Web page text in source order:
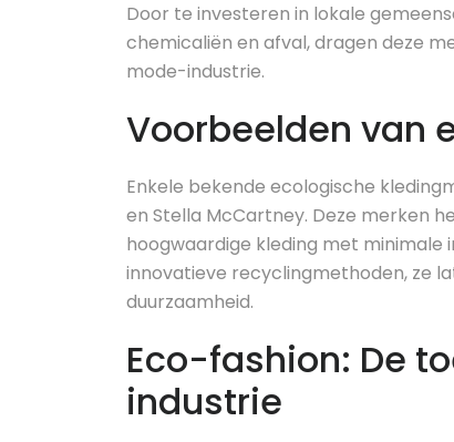
Door te investeren in lokale
chemicaliën en afval, dragen deze
mode-industrie.
Voorbeelden van
Enkele bekende ecologische
en Stella McCartney. Deze merken
hoogwaardige kleding met
innovatieve recyclingmethoden, ze
duurzaamheid.
Eco-fashion: De
industrie